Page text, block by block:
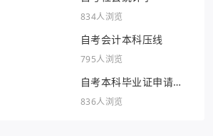
834人浏览
自考会计本科压线
795人浏览
自考本科毕业证申请条
件
836人浏览